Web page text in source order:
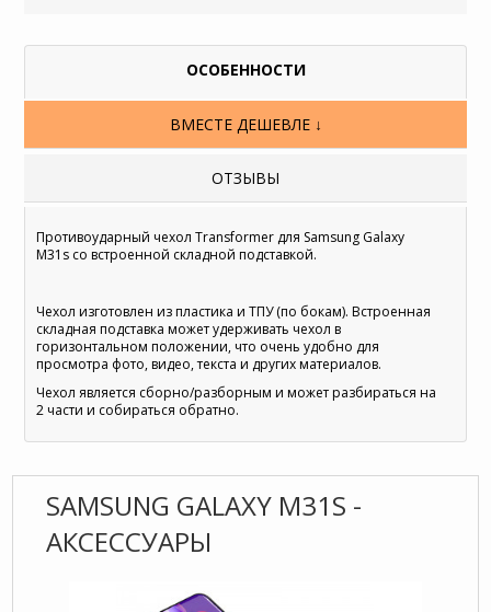
ОСОБЕННОСТИ
ВМЕСТЕ ДЕШЕВЛЕ ↓
ОТЗЫВЫ
Противоударный чехол Transformer для Samsung Galaxy
M31s со встроенной складной подставкой.
Чехол изготовлен из пластика и ТПУ (по бокам). Встроенная
складная подставка может удерживать чехол в
горизонтальном положении, что очень удобно для
просмотра фото, видео, текста и других материалов.
Чехол является сборно/разборным и может разбираться на
2 части и собираться обратно.
SAMSUNG GALAXY M31S -
АКСЕССУАРЫ